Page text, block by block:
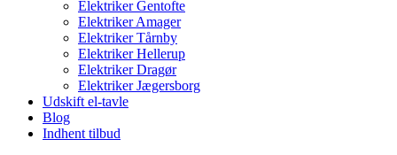
Elektriker Gentofte
Elektriker Amager
Elektriker Tårnby
Elektriker Hellerup
Elektriker Dragør
Elektriker Jægersborg
Udskift el-tavle
Blog
Indhent tilbud